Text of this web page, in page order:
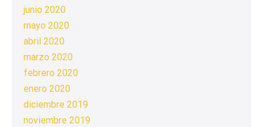
junio 2020
mayo 2020
abril 2020
marzo 2020
febrero 2020
enero 2020
diciembre 2019
noviembre 2019